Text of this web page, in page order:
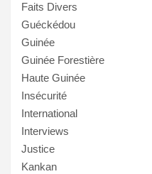
Faits Divers
Guéckédou
Guinée
Guinée Forestière
Haute Guinée
Insécurité
International
Interviews
Justice
Kankan